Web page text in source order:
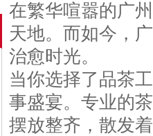
在繁华喧嚣的广
天地。而如今，
治愈时光。
当你选择了品茶
事盛宴。专业的
摆放整齐，散发